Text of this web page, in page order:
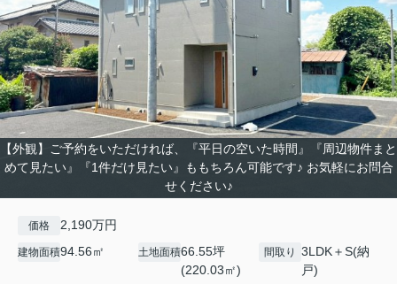
【外観】ご予約をいただければ、『平日の空いた時間』『周辺物件まと
めて見たい』『1件だけ見たい』ももちろん可能です♪ お気軽にお問合
せください♪
価格 2,190万円
建物面積94.56㎡ 土地面積66.55坪
(220.03㎡)
間取り
3LDK＋S(納
戸)